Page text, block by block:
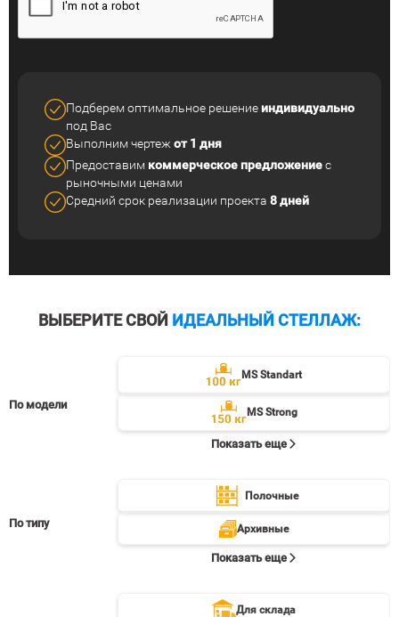
Подберем оптимальное решение индивидуально
под Вас
Выполним чертежот 1 дня
Предоставим коммерческое предложениес
рыночными ценами
Средний срок реализации проекта 8 дней
ВЫБЕРИТЕ СВОЙ ИДЕАЛЬНЫЙ СТЕЛЛАЖ:
По модели
MS Standart
MS Strong
Показать еще
По типу
Полочные
Архивные
Показать еще
Для склада